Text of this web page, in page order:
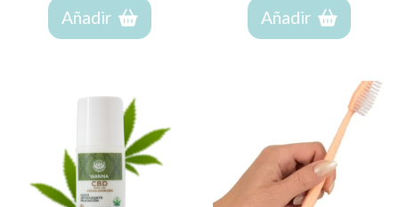
Añadir Añadir